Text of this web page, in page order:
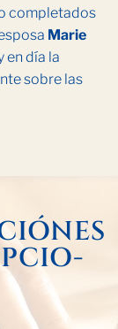
completados
Marie
en día la
sobre las